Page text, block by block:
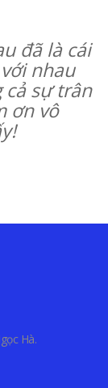
đã là cái
nhau
cả sự trân
ơn vô
Hà.